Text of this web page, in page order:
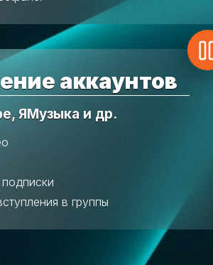
аккаунтов
ЯМузыка и др.
в группы